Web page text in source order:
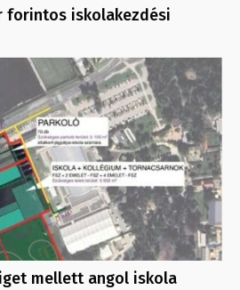
forintos iskolakezdési
mellett angol iskola